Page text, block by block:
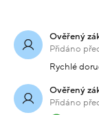
Ověřený
Přidáno
Rychlé
Ověřený
Přidáno